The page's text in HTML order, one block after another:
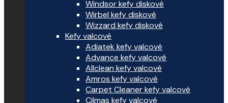
Windsor kefy diskové
Wirbel kefy diskové
Wizzard kefy diskové
Kefy valcové
Adiatek kefy valcové
Advance kefy valcové
Allclean kefy valcové
Amros kefy valcové
Carpet Cleaner kefy valcové
Cilmas kefy valcové